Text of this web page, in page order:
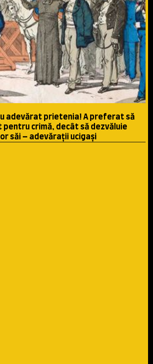
adevărat prietenia! A preferat să
crimă, decât să dezvăluie
săi – adevăraţii ucigaşi